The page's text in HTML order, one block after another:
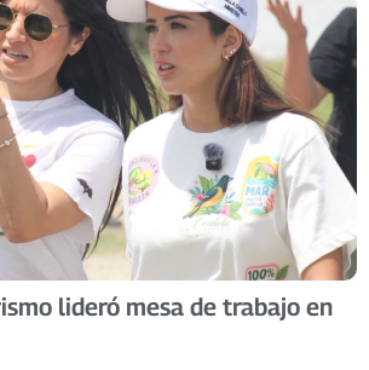
lideró mesa de trabajo en